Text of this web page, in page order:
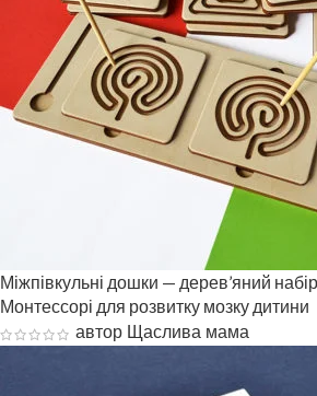
Міжпівкульні дошки — дерев’яний
Монтессорі для розвитку мозку дитини
автор Щаслива мама